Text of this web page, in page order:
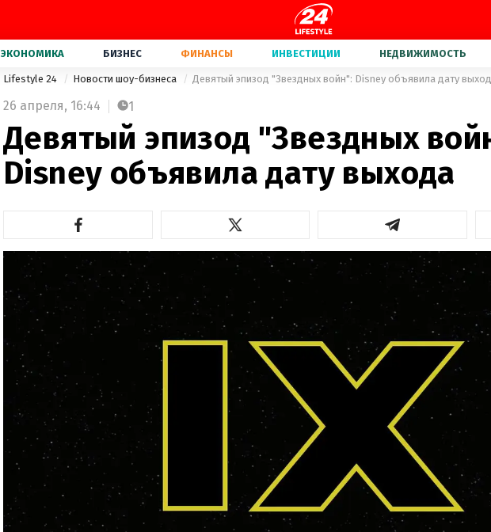
ЭКОНОМИКА БИЗНЕС ФИНАНСЫ ИНВЕСТИЦИИ НЕДВИЖИМОСТЬ
Lifestyle 24 Новости шоу-бизнеса Девятый эпизод "Звездных войн": Disney объявила дату
26 апреля, 16:44 1
Девятый эпизод "Звездных
Disney объявила дату выхода